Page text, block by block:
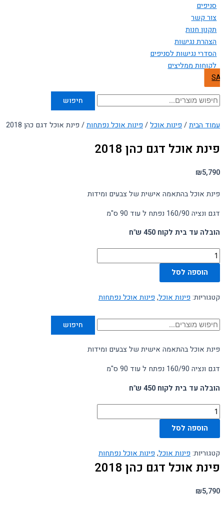
סניפים
צור קשר
תקנון חנות
הצהרת נגישות
הסדרי נגישות לסניפים
לקוחות ממליצים
חיפוש
עמוד הבית/ פינות אוכל/ פינות אוכל נפתחות/ פינת אוכל דגם כהן 2018
פינת אוכל דגם כהן 2018
₪5,790
פינת אוכל בהתאמה אישית של צבעים ומידות
דגם ונציה 160/90 נפתח ל עוד 90 ס"מ
הובלה עד בית לקוח 450 ש"ח
הוספה לסל
קטגוריות: פינות אוכל, פינות אוכל נפתחות
חיפוש
פינת אוכל בהתאמה אישית של צבעים ומידות
דגם ונציה 160/90 נפתח ל עוד 90 ס"מ
הובלה עד בית לקוח 450 ש"ח
הוספה לסל
קטגוריות: פינות אוכל, פינות אוכל נפתחות
פינת אוכל דגם כהן 2018
₪5,790